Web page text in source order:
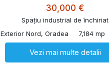
30,000 €
Spațiu industrial de închiriat
Exterior Nord, Oradea
7,184 mp
Vezi mai multe detalii